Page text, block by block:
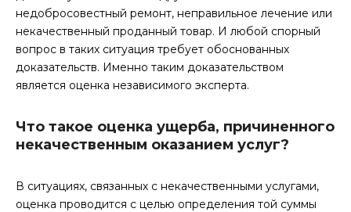
недобросовестный ремонт, неправильное лечение или
некачественный проданный товар. И любой спорный
вопрос в таких ситуация требует обоснованных
доказательств. Именно таким доказательством
является оценка независимого эксперта.
Что такое оценка ущерба, причиненного
некачественным оказанием услуг?
В ситуациях, связанных с некачественными услугами,
оценка проводится с целью определения той суммы